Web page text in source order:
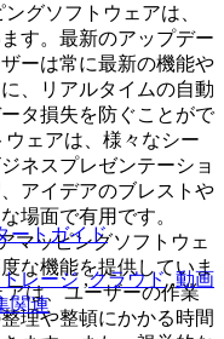
グソフトウェアは、
す。最新のアップデー
ーは常に最新の機能や
、リアルタイムの自動
タ損失を防ぐことがで
ェアは、様々なシー
ネスプレゼンテーショ
アイデアのブレストや
場面で有用です。
マッピングソフトウェ
な機能を提供していま
は、ユーザーの作業
理や整頓にかかる時間
ートガイド
レージ ,クラウド,動画
関連